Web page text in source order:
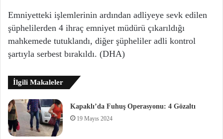
Emniyetteki işlemlerinin ardından adliyeye sevk edilen
şüphelilerden 4 ihraç emniyet müdürü çıkarıldığı
mahkemede tutuklandı, diğer şüpheliler adli kontrol
şartıyla serbest bırakıldı. (DHA)
İlgili Makaleler
Kapaklı’da Fuhuş Operasyonu: 4 Gözaltı
19 Mayıs 2024